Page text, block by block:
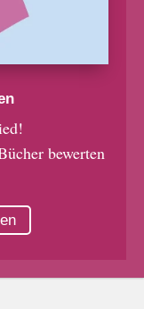
bewerten